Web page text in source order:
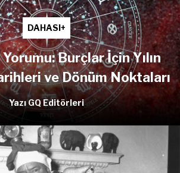
DAHASI+
Burçlar İçin Yılın
ve Dönüm Noktaları
Yazı GQ Editörleri